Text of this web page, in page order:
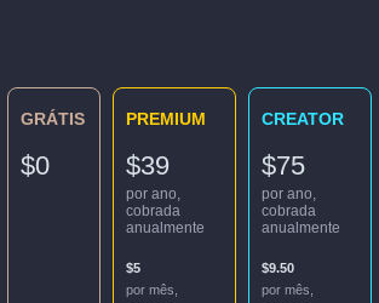
GRÁTIS
$0
PREMIUM
$39
por ano,
cobrada
anualmente
$5
por mês,
CREATOR
$75
por ano,
cobrada
anualmente
$9.50
por mês,